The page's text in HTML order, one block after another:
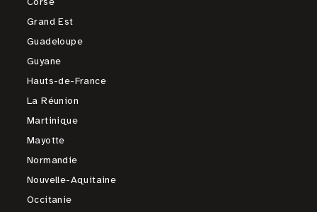
Grand Est
Guadeloupe
Guyane
Hauts-de-France
La Réunion
Martinique
Mayotte
Normandie
Nouvelle-Aquitaine
Occitanie